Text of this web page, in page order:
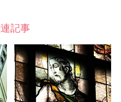
記事